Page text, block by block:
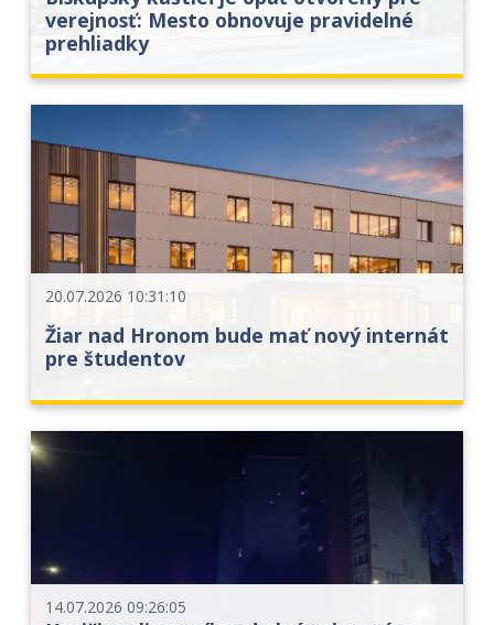
verejnosť: Mesto obnovuje pravidelné
prehliadky
20.07.2026 10:31:10
Žiar nad Hronom bude mať nový internát
pre študentov
14.07.2026 09:26:05